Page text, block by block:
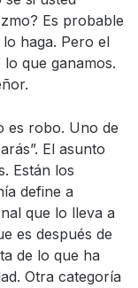
Es probable
haga. Pero el
que ganamos.
es robo. Uno de
El asunto
Están los
define a
que lo lleva a
es después de
de lo que ha
Otra categoría